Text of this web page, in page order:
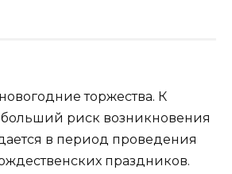
торжества. К
риск возникновения
в период проведения
праздников.